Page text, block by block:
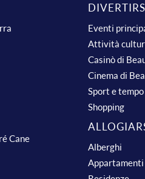
Cane
Eventi
Attività
Casinò di
Cinema di
Sport e
Shopping
Alberghi